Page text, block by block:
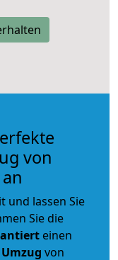
von
und lassen Sie
Sie die
einen
Umzug von